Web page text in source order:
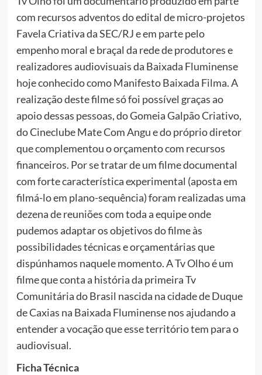
com recursos adventos do edital de micro-projetos
Favela Criativa da SEC/RJ e em parte pelo
empenho moral e braçal da rede de produtores e
realizadores audiovisuais da Baixada Fluminense
hoje conhecido como Manifesto Baixada Filma. A
realização deste filme só foi possível graças ao
apoio dessas pessoas, do Gomeia Galpão Criativo,
do Cineclube Mate Com Angu e do próprio diretor
que complementou o orçamento com recursos
financeiros. Por se tratar de um filme documental
com forte característica experimental (aposta em
filmá-lo em plano-sequência) foram realizadas uma
dezena de reuniões com toda a equipe onde
pudemos adaptar os objetivos do filme às
possibilidades técnicas e orçamentárias que
dispúnhamos naquele momento. A Tv Olho é um
filme que conta a história da primeira Tv
Comunitária do Brasil nascida na cidade de Duque
de Caxias na Baixada Fluminense nos ajudando a
entender a vocação que esse território tem para o
audiovisual.
Ficha Técnica